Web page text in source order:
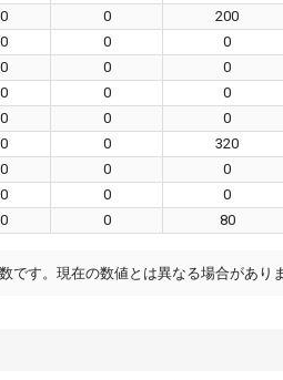
0 0 200
0 0 0
0 0 0
0 0 0
0 0 0
0 0 320
0 0 0
0 0 0
0 0 80
す。現在の数値とは異なる場合がありま